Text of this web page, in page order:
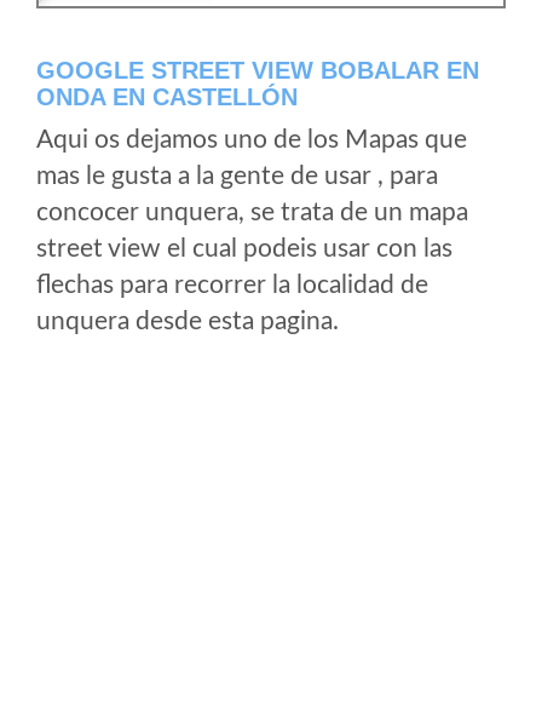
GOOGLE STREET VIEW BOBALAR EN
ONDA EN CASTELLÓN
Aqui os dejamos uno de los Mapas que
mas le gusta a la gente de usar , para
concocer unquera, se trata de un mapa
street view el cual podeis usar con las
flechas para recorrer la localidad de
unquera desde esta pagina.